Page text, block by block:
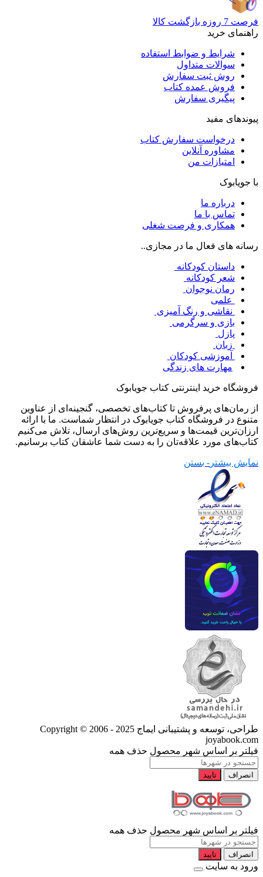
فرصت 7 روزه بازگشت کالا
راهنمای خرید
شرایط و ضوابط استفاده
سوالات متداول
روش ثبت سفارش
فروش عمده کتاب
پیگیری سفارش
پیوندهای مفید
درخواست سفارش کتاب
مشاوره آنلاین
امتیازات من
با جویابوک
درباره ما
تماس با ما
همکاری و فرصت شغلی
رسانه های فعال ما در مجازی..
داستان کودکانه
شعر کودکانه
رمان نوجوان
علمی
نقاشی و رنگ آمیزی
بازی و سرگرمی
پازل
زبان
آموزشی کودکان
مهارت های زندگی
فروشگاه خرید اینترنتی کتاب جویابوک
از رمان‌های پرفروش تا کتاب‌های تخصصی، گنجینه‌ای از عناوین
متنوع در فروشگاه کتاب جویابوک در انتظار شماست. ما با ارائه
ارزان‌ترین قیمت‌ها و سریع‌ترین روش‌های ارسال، تلاش می‌کنیم
کتاب‌های مورد علاقه‌تان را به دست شما عاشقان کتاب برسانیم.
نمایش بیشتر - بستن
طراحی، توسعه و پشتیبانی ایماج Copyright © 2006 - 2025
joyabook.com
فیلتر بر اساس شهر محصول حذف همه
انصراف تایید
فیلتر بر اساس شهر محصول حذف همه
انصراف تایید
ورود به سایت